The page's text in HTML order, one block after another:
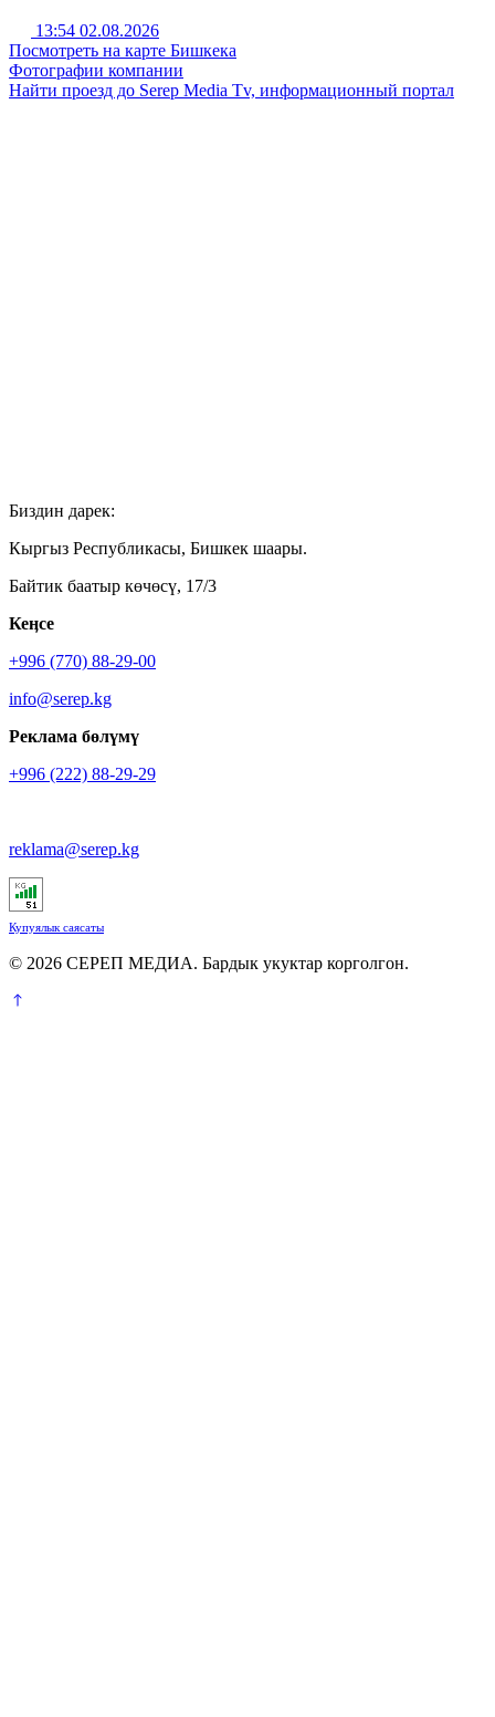
13:54 02.08.2026
Посмотреть на карте Бишкека
Фотографии компании
Найти проезд до Serep Media Tv, информационный портал
Биздин дарек:
Кыргыз Республикасы, Бишкек шаары.
Байтик баатыр көчөсү, 17/3
Кеӊсе
+996 (770) 88-29-00
info@serep.kg
Реклама бөлүмү
+996 (222) 88-29-29
reklama@serep.kg
Купуялык саясаты
© 2026 СЕРЕП МЕДИА. Бардык укуктар корголгон.